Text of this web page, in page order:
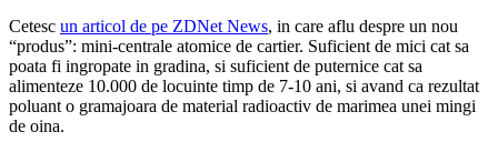
Cetesc un articol de pe ZDNet News, in care aflu despre un nou
“produs”: mini-centrale atomice de cartier. Suficient de mici cat sa
poata fi ingropate in gradina, si suficient de puternice cat sa
alimenteze 10.000 de locuinte timp de 7-10 ani, si avand ca rezultat
poluant o gramajoara de material radioactiv de marimea unei mingi
de oina.